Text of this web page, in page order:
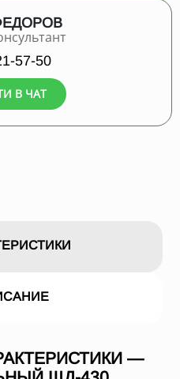
57-50
В ЧАТ
—